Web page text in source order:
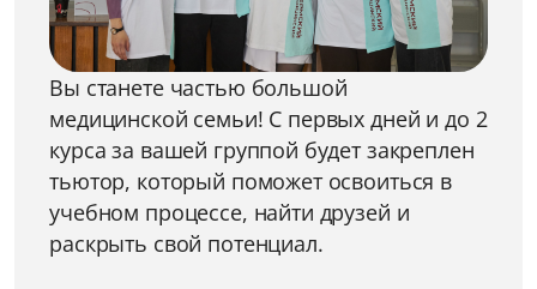
Вы станете частью большой
медицинской семьи! С первых дней и до 2
курса за вашей группой будет закреплен
тьютор, который поможет освоиться в
учебном процессе, найти друзей и
раскрыть свой потенциал.